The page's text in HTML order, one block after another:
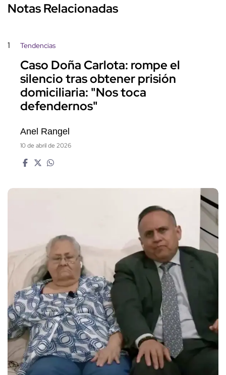
Notas Relacionadas
1 Tendencias
Caso Doña Carlota: rompe el
silencio tras obtener prisión
domiciliaria: "Nos toca
defendernos"
Anel Rangel
10 de abril de 2026